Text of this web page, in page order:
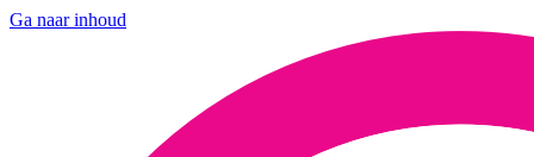
Ga naar inhoud